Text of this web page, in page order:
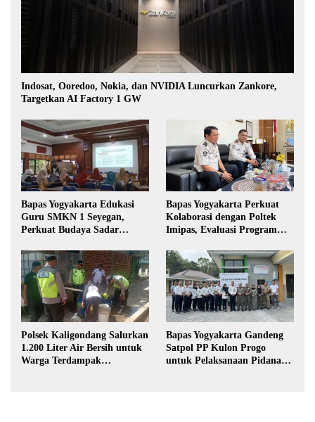
Indosat, Ooredoo, Nokia, dan NVIDIA Luncurkan Zankore,
Targetkan AI Factory 1 GW
Bapas Yogyakarta Edukasi
Guru SMKN 1 Seyegan,
Perkuat Budaya Sadar
Bapas Yogyakarta Perkuat
Kolaborasi dengan Poltek
Imipas, Evaluasi Program
Polsek Kaligondang Salurkan
1.200 Liter Air Bersih untuk
Warga Terdampak
Bapas Yogyakarta Gandeng
Satpol PP Kulon Progo
untuk Pelaksanaan Pidana